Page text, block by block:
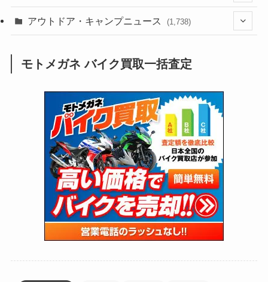
(60)
(31)
(51)
(34)
(5)
(12)
(63)
(109)
(38)
(24)
(16)
(25)
(24)
(47)
(15)
(5)
(249)
(64)
(16)
(62)
(4)
(6)
(17)
(5)
(2,473)
(249)
(1,226)
(12)
(131)
(38)
(131)
(167)
(85)
(21)
(61)
(171)
(98)
(13)
(60)
(274)
(171)
(38)
(47)
(59)
(66)
(16)
(141)
(254)
(204)
(1,139)
(166)
(23)
(33)
(34)
(35)
(41)
(415)
(16)
(137)
(72)
(2,742)
(126)
(170)
(211) (132)
(171)
(118)
(27)
アウトドア・キャンプニュース (1,738)
(1,605)
(147)
(13)
(19)
(12)
(16)
モトメガネ バイク買取一括査定